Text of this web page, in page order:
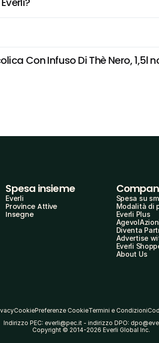
Con Infuso Di Thè Nero, 1,5l
Spesa insieme
Everli
Province Attive
Insegne
Spesa su
Modalità di
Everli Plus
Diventa
Advertise
Everli
About Us
CookiePreferenze CookieTermini e Condizioni
Indirizzo PEC: everli@pec.it - indirizzo DPO:
Copyright © 2014-2026 Everli Global Inc.